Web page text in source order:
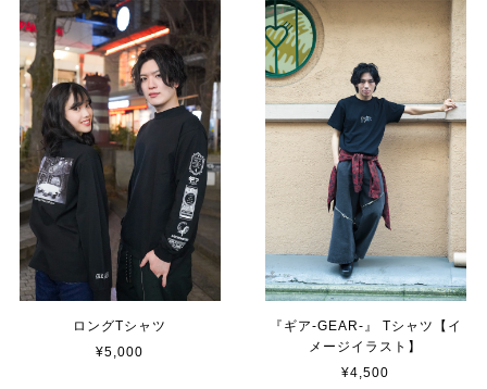
ロングTシャツ
¥5,000
『ギア-GEAR-』 Tシャツ【イ
メージイラスト】
¥4,500